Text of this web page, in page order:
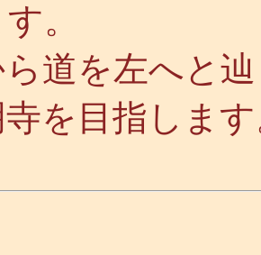
。
道を左へと
を目指しま